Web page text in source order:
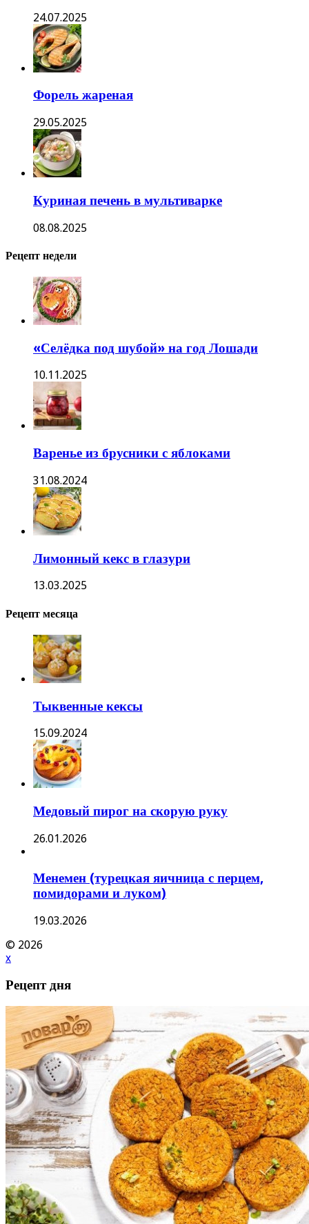
24.07.2025
Форель жареная
29.05.2025
Куриная печень в мультиварке
08.08.2025
Рецепт недели
«Селёдка под шубой» на год Лошади
10.11.2025
Варенье из брусники с яблоками
31.08.2024
Лимонный кекс в глазури
13.03.2025
Рецепт месяца
Тыквенные кексы
15.09.2024
Медовый пирог на скорую руку
26.01.2026
Менемен (турецкая яичница с перцем,
помидорами и луком)
19.03.2026
© 2026
x
Рецепт дня